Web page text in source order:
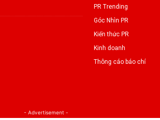
PR Trending
Góc Nhìn PR
Kiến thức PR
Kinh doanh
Thông cáo báo chí
- Advertisement -